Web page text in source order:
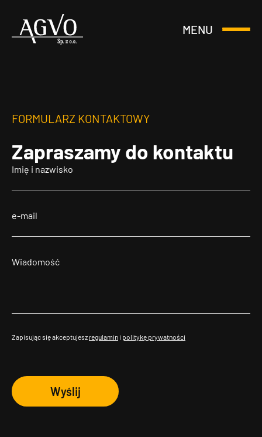
Header
MENU
Otwórz
FORMULARZ KONTAKTOWY
Zapraszamy do kontaktu
Zapisując się akceptujesz regulamin i politykę prywatności
Wyślij